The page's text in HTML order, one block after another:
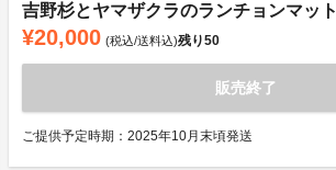
吉野杉とヤマザクラのランチョンマット
¥20,000 (税込/送料込)残り50
販売終了
ご提供予定時期：2025年10月末頃発送